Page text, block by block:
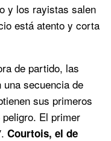
y los rayistas salen
está atento y corta
de partido, las
secuencia de
sus primeros
El primer
Courtois, el de